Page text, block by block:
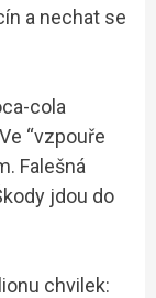
a nechat se
cola
“vzpouře
Falešná
jdou do
chvilek: